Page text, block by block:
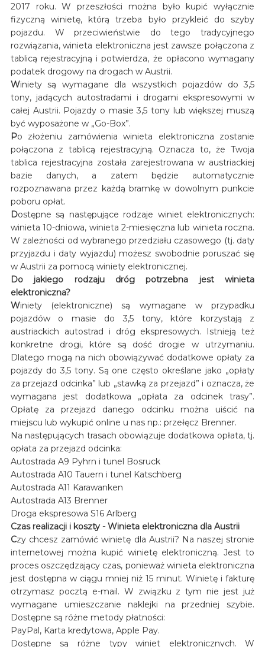
2017 roku. W przeszłości można było kupić wyłącznie
fizyczną winietę, którą trzeba było przykleić do szyby
pojazdu. W przeciwieństwie do tego tradycyjnego
rozwiązania, winieta elektroniczna jest zawsze połączona z
tablicą rejestracyjną i potwierdza, że opłacono wymagany
podatek drogowy na drogach w Austrii.
Winiety są wymagane dla wszystkich pojazdów do 3,5
tony, jadących autostradami i drogami ekspresowymi w
całej Austrii. Pojazdy o masie 3,5 tony lub większej muszą
być wyposażone w „Go-Box”.
Po złożeniu zamówienia winieta elektroniczna zostanie
połączona z tablicą rejestracyjną. Oznacza to, że Twoja
tablica rejestracyjna została zarejestrowana w austriackiej
bazie danych, a zatem będzie automatycznie
rozpoznawana przez każdą bramkę w dowolnym punkcie
poboru opłat.
Dostępne są następujące rodzaje winiet elektronicznych:
winieta 10-dniowa, winieta 2-miesięczna lub winieta roczna.
W zależności od wybranego przedziału czasowego (tj. daty
przyjazdu i daty wyjazdu) możesz swobodnie poruszać się
w Austrii za pomocą winiety elektronicznej.
Do jakiego rodzaju dróg potrzebna jest winieta
elektroniczna?
Winiety (elektroniczne) są wymagane w przypadku
pojazdów o masie do 3,5 tony, które korzystają z
austriackich autostrad i dróg ekspresowych. Istnieją też
konkretne drogi, które są dość drogie w utrzymaniu.
Dlatego mogą na nich obowiązywać dodatkowe opłaty za
pojazdy do 3,5 tony. Są one często określane jako „opłaty
za przejazd odcinka” lub „stawką za przejazd” i oznacza, że
wymagana jest dodatkowa „opłata za odcinek trasy”.
Opłatę za przejazd danego odcinku można uiścić na
miejscu lub wykupić online u nas np.: przełęcz Brenner.
Na następujących trasach obowiązuje dodatkowa opłata, tj.
opłata za przejazd odcinka:
Autostrada A9 Pyhrn i tunel Bosruck
Autostrada A10 Tauern i tunel Katschberg
Autostrada A11 Karawanken
Autostrada A13 Brenner
Droga ekspresowa S16 Arlberg
Czas realizacji i koszty - Winieta elektroniczna dla Austrii
Czy chcesz zamówić winietę dla Austrii? Na naszej stronie
internetowej można kupić winietę elektroniczną. Jest to
proces oszczędzający czas, ponieważ winieta elektroniczna
jest dostępna w ciągu mniej niż 15 minut. Winietę i fakturę
otrzymasz pocztą e-mail. W związku z tym nie jest już
wymagane umieszczanie naklejki na przedniej szybie.
Dostępne są różne metody płatności:
PayPal, Karta kredytowa, Apple Pay.
Dostępne są różne typy winiet elektronicznych. W